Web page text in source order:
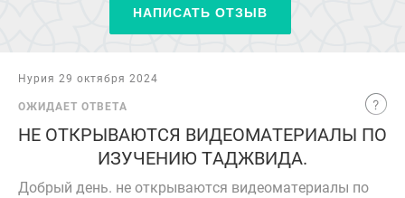
НАПИСАТЬ ОТЗЫВ
Нурия 29 октября 2024
ОЖИДАЕТ ОТВЕТА
НЕ ОТКРЫВАЮТСЯ ВИДЕОМАТЕРИАЛЫ ПО
ИЗУЧЕНИЮ ТАДЖВИДА.
Добрый день. не открываются видеоматериалы по